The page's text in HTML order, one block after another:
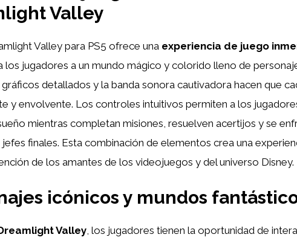
Valley
Valley para PS5 ofrece una experiencia de juego
los jugadores a un mundo mágico y colorido lleno de
gráficos detallados y la banda sonora cautivadora hacen que
y envolvente. Los controles intuitivos permiten a los
mientras completan misiones, resuelven acertijos y se
finales. Esta combinación de elementos crea una
de los amantes de los videojuegos y del universo Disney.
icónicos y mundos
Valley, los jugadores tienen la oportunidad de